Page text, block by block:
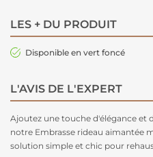
LES + DU PRODUIT
Disponible en vert foncé
L'AVIS DE L'EXPERT
Ajoutez une touche d'élégance et
notre Embrasse rideau aimantée
solution simple et chic pour